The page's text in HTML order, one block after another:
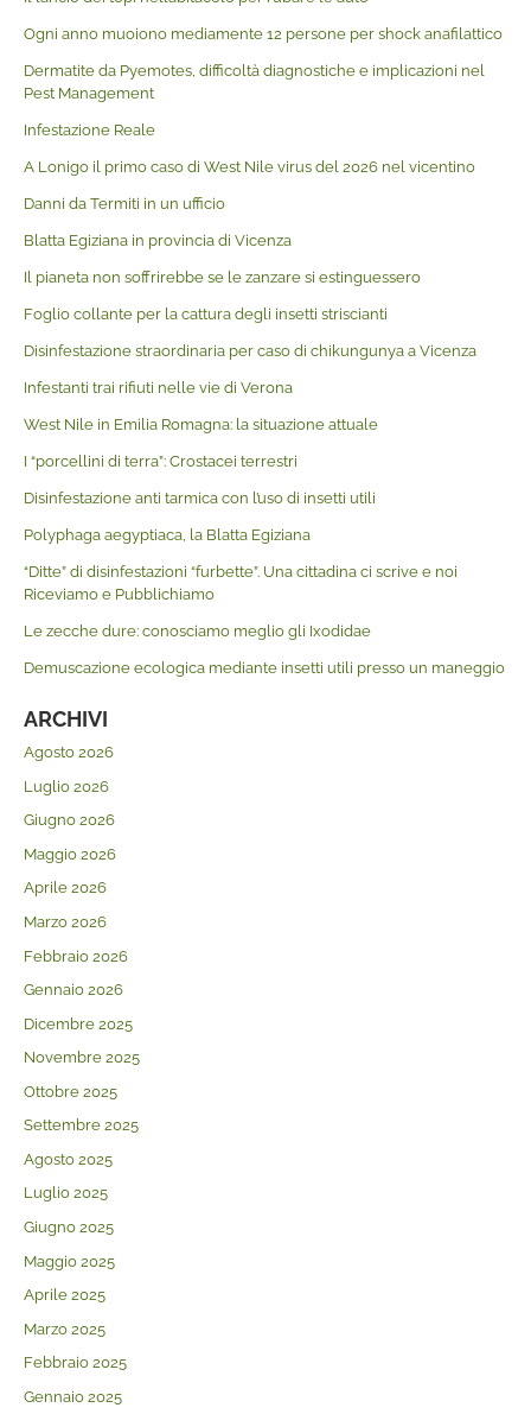
Ogni anno muoiono mediamente 12 persone per shock anafilattico
Dermatite da Pyemotes, difficoltà diagnostiche e implicazioni nel
Pest Management
Infestazione Reale
A Lonigo il primo caso di West Nile virus del 2026 nel vicentino
Danni da Termiti in un ufficio
Blatta Egiziana in provincia di Vicenza
Il pianeta non soffrirebbe se le zanzare si estinguessero
Foglio collante per la cattura degli insetti striscianti
Disinfestazione straordinaria per caso di chikungunya a Vicenza
Infestanti trai rifiuti nelle vie di Verona
West Nile in Emilia Romagna: la situazione attuale
I “porcellini di terra”: Crostacei terrestri
Disinfestazione anti tarmica con l’uso di insetti utili
Polyphaga aegyptiaca, la Blatta Egiziana
“Ditte” di disinfestazioni “furbette”. Una cittadina ci scrive e noi
Riceviamo e Pubblichiamo
Le zecche dure: conosciamo meglio gli Ixodidae
Demuscazione ecologica mediante insetti utili presso un maneggio
ARCHIVI
Agosto 2026
Luglio 2026
Giugno 2026
Maggio 2026
Aprile 2026
Marzo 2026
Febbraio 2026
Gennaio 2026
Dicembre 2025
Novembre 2025
Ottobre 2025
Settembre 2025
Agosto 2025
Luglio 2025
Giugno 2025
Maggio 2025
Aprile 2025
Marzo 2025
Febbraio 2025
Gennaio 2025